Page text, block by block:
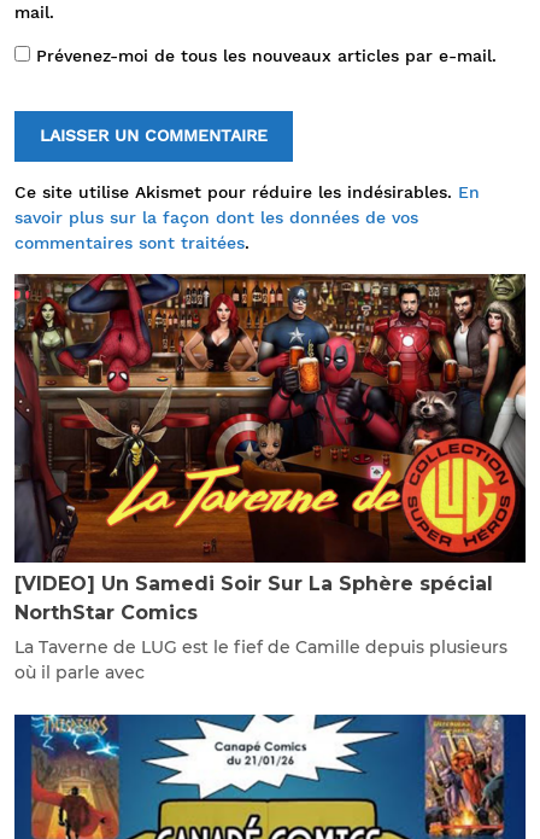
mail.
Prévenez-moi de tous les nouveaux articles par e-mail.
Ce site utilise Akismet pour réduire les indésirables. En
savoir plus sur la façon dont les données de vos
commentaires sont traitées.
[VIDEO] Un Samedi Soir Sur La Sphère spécial
NorthStar Comics
La Taverne de LUG est le fief de Camille depuis plusieurs
où il parle avec